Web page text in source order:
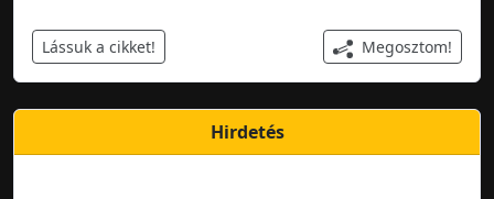
Lássuk a cikket! Megosztom!
Hirdetés